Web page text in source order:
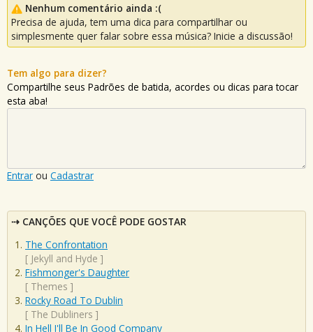
Nenhum comentário ainda :(
Precisa de ajuda, tem uma dica para compartilhar ou
simplesmente quer falar sobre essa música? Inicie a discussão!
Tem algo para dizer?
Compartilhe seus Padrões de batida, acordes ou dicas para tocar
esta aba!
Entrar ou Cadastrar
CANÇÕES QUE VOCÊ PODE GOSTAR
The Confrontation
[ Jekyll and Hyde ]
Fishmonger's Daughter
[ Themes ]
Rocky Road To Dublin
[ The Dubliners ]
In Hell I'll Be In Good Company